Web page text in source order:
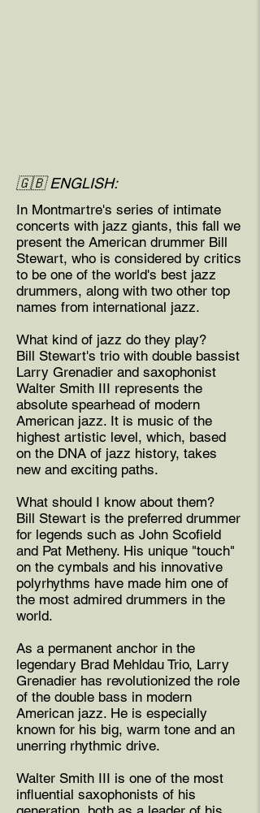
🇬🇧 ENGLISH:
In Montmartre's series of intimate
concerts with jazz giants, this fall we
present the American drummer Bill
Stewart, who is considered by critics
to be one of the world's best jazz
drummers, along with two other top
names from international jazz.
What kind of jazz do they play?
Bill Stewart's trio with double bassist
Larry Grenadier and saxophonist
Walter Smith III represents the
absolute spearhead of modern
American jazz. It is music of the
highest artistic level, which, based
on the DNA of jazz history, takes
new and exciting paths.
What should I know about them?
Bill Stewart is the preferred drummer
for legends such as John Scofield
and Pat Metheny. His unique "touch"
on the cymbals and his innovative
polyrhythms have made him one of
the most admired drummers in the
world.
As a permanent anchor in the
legendary Brad Mehldau Trio, Larry
Grenadier has revolutionized the role
of the double bass in modern
American jazz. He is especially
known for his big, warm tone and an
unerring rhythmic drive.
Walter Smith III is one of the most
influential saxophonists of his